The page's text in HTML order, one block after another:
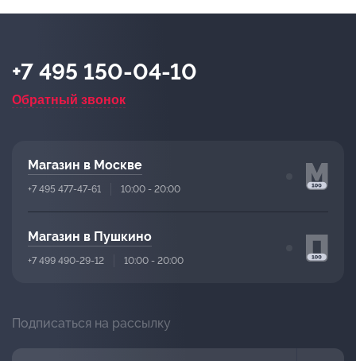
+7 495 150-04-10
Обратный звонок
Магазин в Москве
+7 495 477-47-61 10:00 - 20:00
Магазин в Пушкино
+7 499 490-29-12 10:00 - 20:00
Подписаться на рассылку